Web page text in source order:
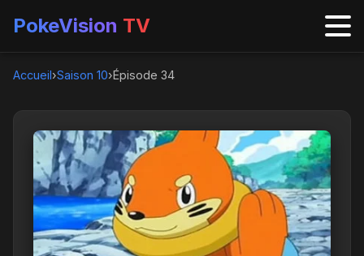
PokeVision TV
Accueil›Saison 10›Épisode 34